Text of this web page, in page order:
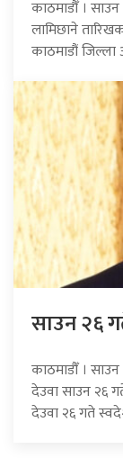
काठमाडौँ । साउन
लामिछाने
काठमाडौं
साउन २६
काठमाडौँ ।
देउवा साउन २६
देउवा २६ गते